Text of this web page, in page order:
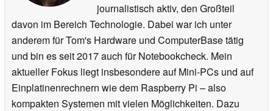
journalistisch aktiv, den Großteil
davon im Bereich Technologie. Dabei war ich unter
anderem für Tom's Hardware und ComputerBase tätig
und bin es seit 2017 auch für Notebookcheck. Mein
aktueller Fokus liegt insbesondere auf Mini-PCs und auf
Einplatinenrechnern wie dem Raspberry Pi – also
kompakten Systemen mit vielen Möglichkeiten. Dazu